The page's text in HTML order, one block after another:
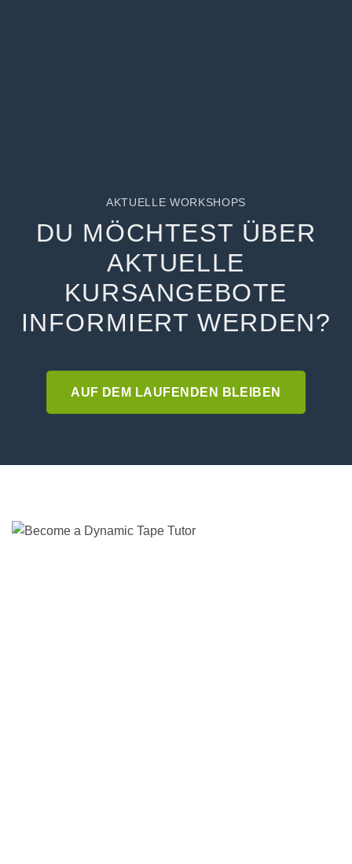
AKTUELLE WORKSHOPS
DU MÖCHTEST ÜBER
AKTUELLE
KURSANGEBOTE
INFORMIERT WERDEN?
AUF DEM LAUFENDEN BLEIBEN